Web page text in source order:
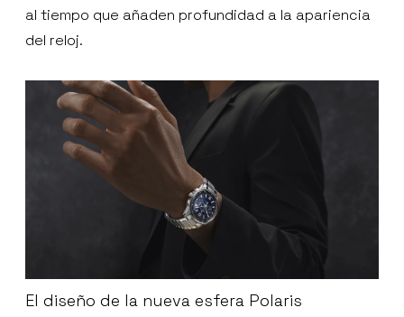
al tiempo que añaden profundidad a la apariencia
del reloj.
El diseño de la nueva esfera Polaris